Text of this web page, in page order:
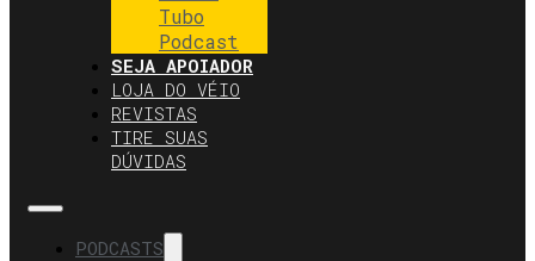
Tubo
Podcast
SEJA APOIADOR
LOJA DO VÉIO
REVISTAS
TIRE SUAS
DÚVIDAS
PODCASTS